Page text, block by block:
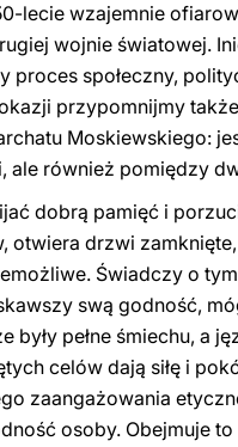
lecie wzajemnie
wojnie światowej.
proces społeczny,
przypomnijmy
Moskiewskiego:
ale również pomiędzy
dobrą pamięć i
drzwi
Świadczy o
swą godność,
pełne śmiechu, a
celów dają siłę i
zaangażowania
osoby. Obejmuje